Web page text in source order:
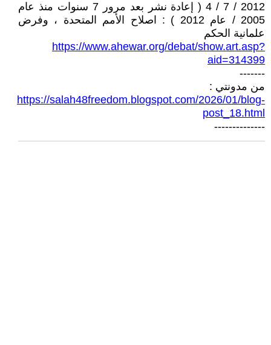
2012 / 7 / 4 ( إعادة نشر بعد مرور 7 سنوات منذ عام
2005 / عام 2012 ) : اصلاح الأمم المتحدة ، وفرض
علمانية الحكم
https://www.ahewar.org/debat/show.art.asp?
aid=314399
-------
من مدونتي :
https://salah48freedom.blogspot.com/2026/01/blog-
post_18.html
--------------